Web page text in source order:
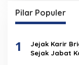
Pilar Populer
1
Jejak Karir
Sejak Jabat